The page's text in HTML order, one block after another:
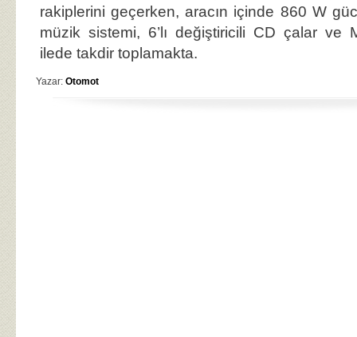
rakiplerini geçerken, aracın içinde 860 W
müzik sistemi, 6’lı değiştiricili CD çalar ve
ilede takdir toplamakta.
Yazar: Otomot